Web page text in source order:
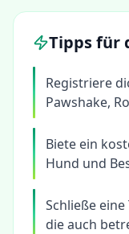
Tipps für
Registriere
Pawshake,
Biete ein
Hund und
Schließe
die auch